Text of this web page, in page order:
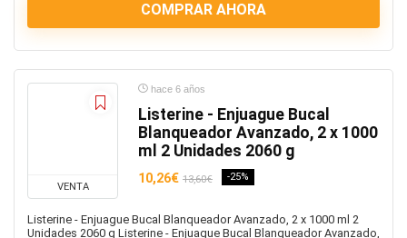
Perfumes hombre
Perfumes mujer
Plancha de Pelo
Play Station
Portatiles
COMPRAR AHORA
VENTA
hace 6 años
Listerine - Enjuague Bucal
Blanqueador Avanzado, 2 x 1000
ml 2 Unidades 2060 g
10,26€ 13,60€ -25%
Listerine - Enjuague Bucal Blanqueador Avanzado, 2 x 1000 ml 2
Unidades 2060 g Listerine - Enjuague Bucal Blanqueador Avanzado,